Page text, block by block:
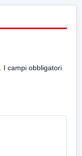
I campi obbligatori